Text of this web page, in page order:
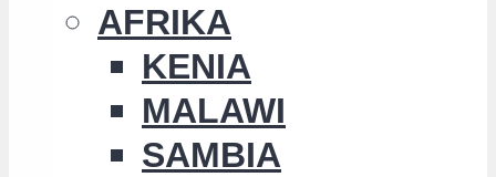
AFRIKA
KENIA
MALAWI
SAMBIA